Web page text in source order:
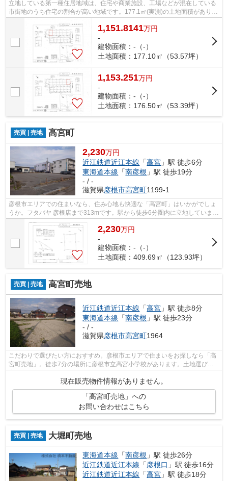
立地している第一種住居地域は、住宅や商業施設、工場などが混在している
市街地のうち住宅の割合が高い地域です。177.1㎡(実測)の土地面積がありま
す。経済面での圧迫が相場より低く、...
1,151.8141万円
-
建物面積：-（-）
土地面積：177.10㎡（53.57坪）
1,153.251万円
-
建物面積：-（-）
土地面積：176.50㎡（53.39坪）
売買 | 売地 高宮町
2,230万円
近江鉄道近江本線 「高宮 」駅 徒歩6分
東海道本線 「南彦根 」駅 徒歩19分
- / -
滋賀県彦根市高宮町1199-1
彦根市エリアでの住まいなら、住み心地も快適な「高宮町」はいかがでしょ
うか。フタバヤ 彦根店まで313mです。駅から徒歩6分圏内に立地していま
す。株式会社 橋本不動産がオススメする...
2,230万円
-
建物面積：-（-）
土地面積：409.69㎡（123.93坪）
売買 | 売地 高宮町売地
近江鉄道近江本線 「高宮 」駅 徒歩8分
東海道本線 「南彦根 」駅 徒歩23分
- / -
滋賀県彦根市高宮町1964
こだわりで選びたい方におすすめ。彦根市エリアで住まいをお探しなら「高
宮町売地」。徒歩7分の場所に彦根市立高宮小学校があります。土地選びを
彦根市エリアで始めるなら、当社一押し...
現在販売物件情報がありません。
「高宮町売地」への
お問い合わせはこちら
売買 | 売地 大堀町売地
東海道本線 「南彦根 」駅 徒歩26分
近江鉄道近江本線 「彦根口 」駅 徒歩16分
近江鉄道近江本線 「高宮 」駅 徒歩18分